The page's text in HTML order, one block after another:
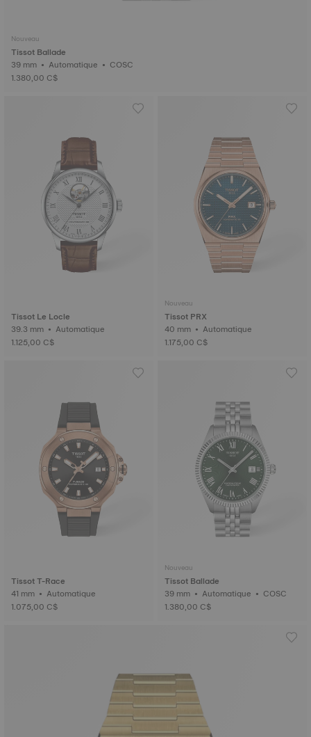
Nouveau
Tissot Ballade
39 mm • Automatique • COSC
1.380,00 C$
Tissot Le Locle
39.3 mm • Automatique
1.125,00 C$
Nouveau
Tissot PRX
40 mm • Automatique
1.175,00 C$
Tissot T-Race
41 mm • Automatique
1.075,00 C$
Nouveau
Tissot Ballade
39 mm • Automatique • COSC
1.380,00 C$